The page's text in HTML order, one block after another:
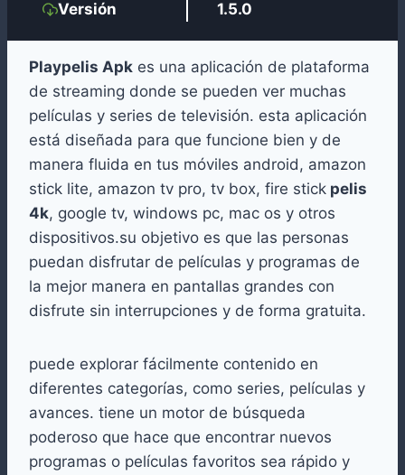
Versión 1.5.0
Playpelis Apk es una aplicación de plataforma
de streaming donde se pueden ver muchas
películas y series de televisión. esta aplicación
está diseñada para que funcione bien y de
manera fluida en tus móviles android, amazon
stick lite, amazon tv pro, tv box, fire stick pelis
4k, google tv, windows pc, mac os y otros
dispositivos.su objetivo es que las personas
puedan disfrutar de películas y programas de
la mejor manera en pantallas grandes con
disfrute sin interrupciones y de forma gratuita.
puede explorar fácilmente contenido en
diferentes categorías, como series, películas y
avances. tiene un motor de búsqueda
poderoso que hace que encontrar nuevos
programas o películas favoritos sea rápido y